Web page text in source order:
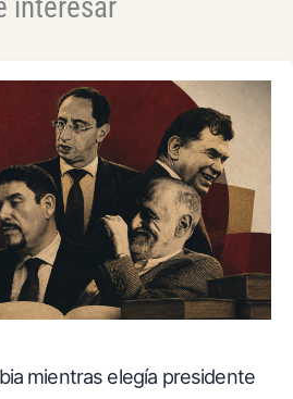
interesar
mientras elegía presidente